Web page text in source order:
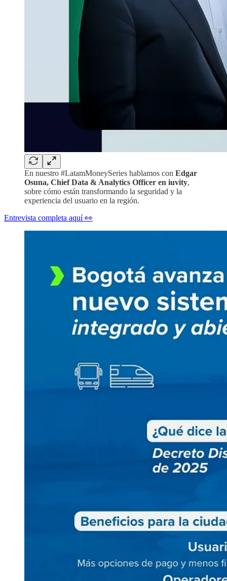
En nuestro #LatamMoneySeries hablamos con Edgar
Osuna, Chief Data & Analytics Officer en iuvity,
sobre cómo están transformando la seguridad y la
experiencia del usuario en la región.
Entrevista completa aquí 👀